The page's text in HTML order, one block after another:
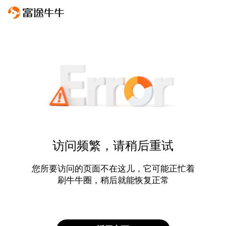
访问频繁，请稍后重试
您所要访问的页面不在这儿，它可能正忙着
刷牛牛圈，稍后就能恢复正常